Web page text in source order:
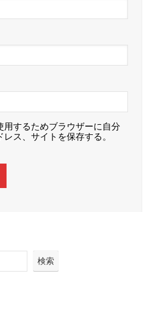
用するためブラウザーに自分
ス、サイトを保存する。
検索